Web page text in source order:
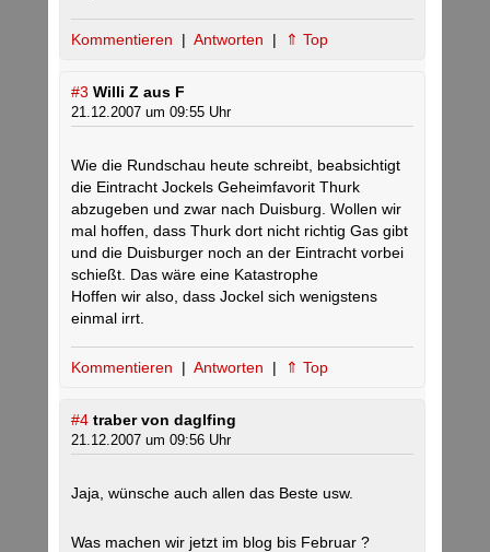
Kommentieren | Antworten | ⇑ Top
#3 Willi Z aus F
21.12.2007 um 09:55 Uhr
Wie die Rundschau heute schreibt, beabsichtigt
die Eintracht Jockels Geheimfavorit Thurk
abzugeben und zwar nach Duisburg. Wollen wir
mal hoffen, dass Thurk dort nicht richtig Gas gibt
und die Duisburger noch an der Eintracht vorbei
schießt. Das wäre eine Katastrophe
Hoffen wir also, dass Jockel sich wenigstens
einmal irrt.
Kommentieren | Antworten | ⇑ Top
#4 traber von daglfing
21.12.2007 um 09:56 Uhr
Jaja, wünsche auch allen das Beste usw.
Was machen wir jetzt im blog bis Februar ?